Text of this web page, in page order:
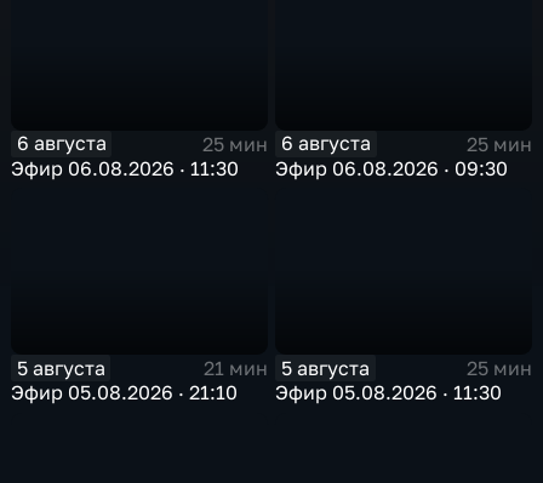
6 августа
25 мин
Эфир 06.08.2026 · 11:30
6 августа
25 мин
Эфир 06.08.2026 · 09:30
5 августа
21 мин
Эфир 05.08.2026 · 21:10
5 августа
25 мин
Эфир 05.08.2026 · 11:30